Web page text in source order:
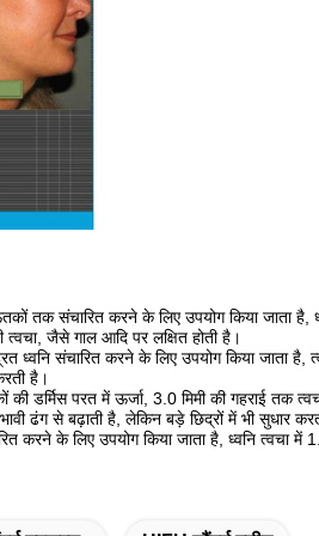
तक संचारित करने के लिए उपयोग किया जाता है,
जैसे गाल आदि पर लक्षित होती है।
संचारित करने के लिए उपयोग किया जाता है,
है।
की डर्मिस परत में ऊर्जा, 3.0 मिमी की गहराई तक
ढंग से बढ़ाती है, लेकिन बड़े छिद्रों में भी सुधार
करने के लिए उपयोग किया जाता है, ध्वनि त्वचा